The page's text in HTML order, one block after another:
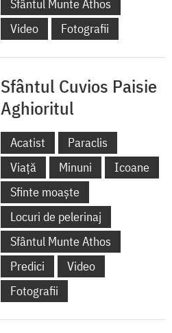
Sfântul Munte Athos
Video
Fotografii
Sfântul Cuvios Paisie
Aghioritul
Acatist
Paraclis
Viață
Minuni
Icoane
Sfinte moaște
Locuri de pelerinaj
Sfântul Munte Athos
Predici
Video
Fotografii